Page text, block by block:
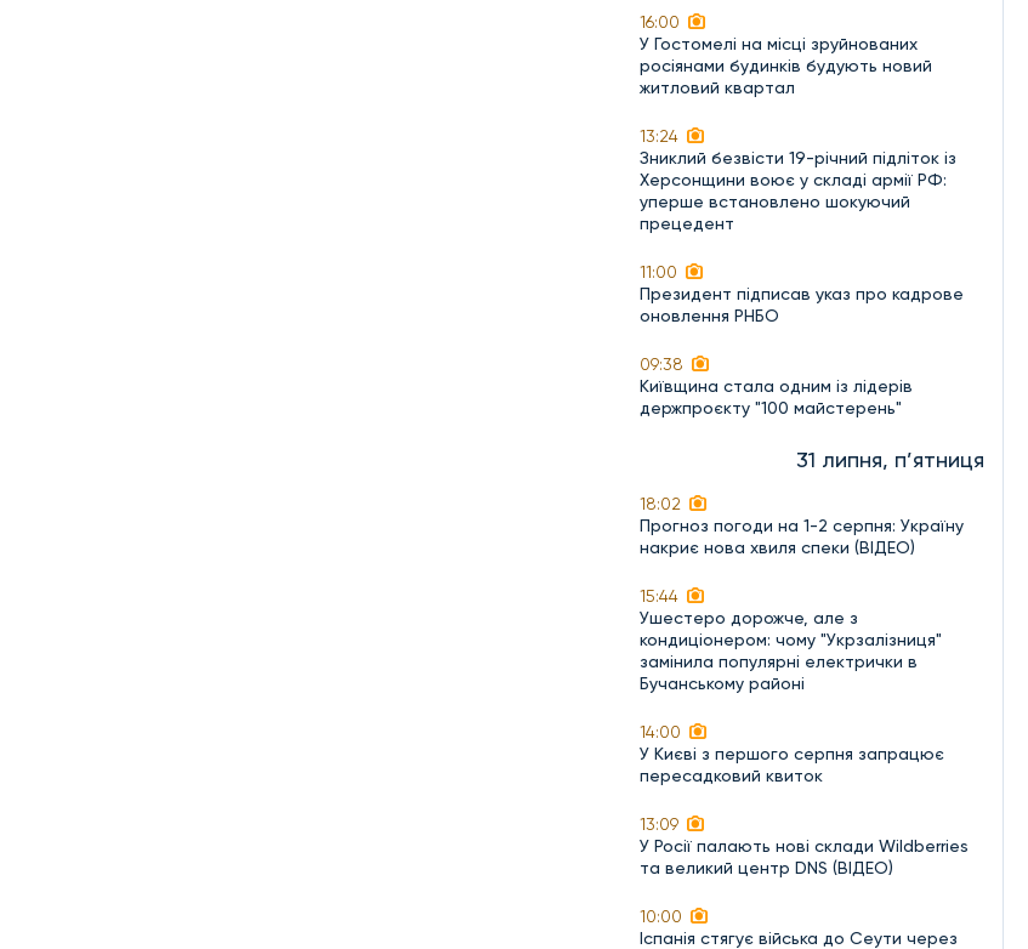
16:00
У Гостомелі на місці зруйнованих
росіянами будинків будують новий
житловий квартал
13:24
Зниклий безвісти 19-річний підліток із
Херсонщини воює у складі армії РФ:
уперше встановлено шокуючий
прецедент
11:00
Президент підписав указ про кадрове
оновлення РНБО
09:38
Київщина стала одним із лідерів
держпроєкту "100 майстерень"
31 липня, п’ятниця
18:02
Прогноз погоди на 1-2 серпня: Україну
накриє нова хвиля спеки (ВІДЕО)
15:44
Ушестеро дорожче, але з
кондиціонером: чому "Укрзалізниця"
замінила популярні електрички в
Бучанському районі
14:00
У Києві з першого серпня запрацює
пересадковий квиток
13:09
У Росії палають нові склади Wildberries
та великий центр DNS (ВІДЕО)
10:00
Іспанія стягує війська до Сеути через